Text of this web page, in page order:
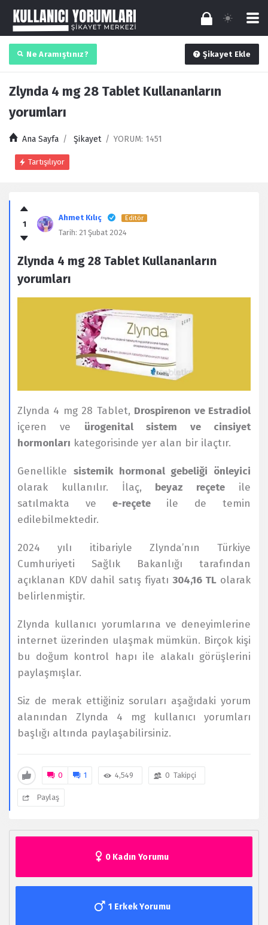
Ne Aramıştınız? Şikayet Ekle
Zlynda 4 mg 28 Tablet Kullananların
yorumları
Ana Sayfa / Şikayet / YORUM: 1451
Tartışılıyor
Kullanıcı
Yorumları
Latest
1
Ahmet Kılıç Editör
Tarih: 21 Şubat 2024
Zlynda 4 mg 28 Tablet Kullananların
yorumları
Zlynda 4 mg 28 Tablet, Drospirenon ve Estradiol
içeren ve ürogenital sistem ve cinsiyet
hormonları kategorisinde yer alan bir ilaçtır.
Genellikle sistemik hormonal gebeliği önleyici
olarak kullanılır. İlaç, beyaz reçete ile
satılmakta ve e-reçeteile de temin
edilebilmektedir.
2024 yılı itibariyle Zlynda’nın Türkiye
Cumhuriyeti Sağlık Bakanlığı tarafından
açıklanan KDV dahil satış fiyatı 304,16 TL olarak
belirlenmiştir.
Zlynda kullanıcı yorumlarına ve deneyimlerine
internet üzerinden ulaşmak mümkün. Birçok kişi
bu doğum kontrol hapı ile alakalı görüşlerini
paylaşmışlar.
Siz de merak ettiğiniz soruları aşağıdaki yorum
alanından Zlynda 4 mg kullanıcı yorumları
başlığı altında paylaşabilirsiniz.
0 1 4,549 0 Takipçi
Paylaş
0 Kadın Yorumu
1 Erkek Yorumu